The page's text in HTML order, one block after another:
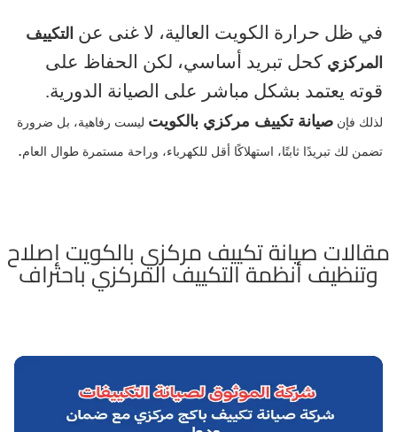
في ظل حرارة الكويت العالية، لا غنى عن التكييف
المركزي كحل تبريد أساسي، لكن الحفاظ على
قوته يعتمد بشكل مباشر على الصيانة الدورية.
لذلك فإن صيانة تكييف مركزي بالكويت ليست رفاهية، بل ضرورة
تضمن لك تبريدًا ثابتًا، استهلاكًا أقل للكهرباء، وراحة مستمرة طوال العام.
مقالات صيانة تكييف مركزي بالكويت إصلاح
وتنظيف أنظمة التكييف المركزي باحتراف